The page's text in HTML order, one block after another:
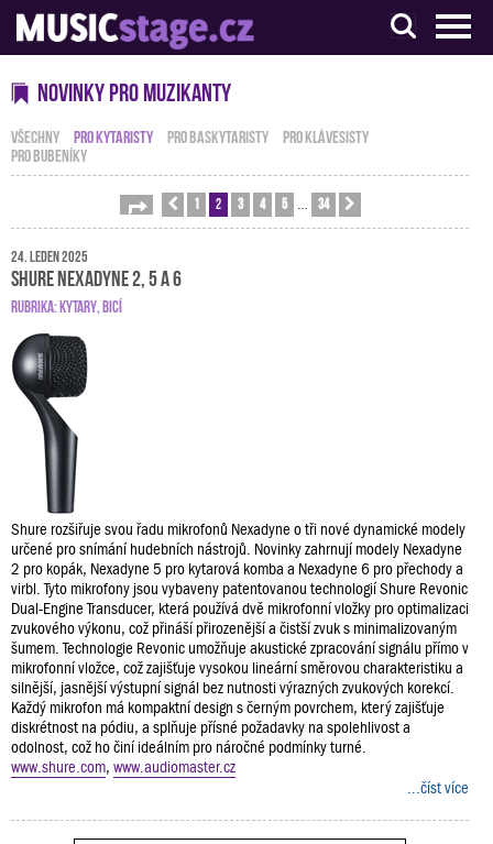
Novinky pro muzikanty
VŠECHNY PRO KYTARISTY PRO BASKYTARISTY
PRO KLÁVESISTY
PRO BUBENÍKY
Stránka zPředchozí
1 2 3 4 5 34
24. leden 2025
Shure Nexadyne 2, 5 a 6
RUBRIKA:KYTARY BICÍ
Shure rozšiřuje svou řadu mikrofonů Nexadyne o tři nové dynamické modely
určené pro snímání hudebních nástrojů. Novinky zahrnují modely Nexadyne
2 pro kopák, Nexadyne 5 pro kytarová komba a Nexadyne 6 pro přechody a
virbl. Tyto mikrofony jsou vybaveny patentovanou technologií Shure Revonic
Dual-Engine Transducer, která používá dvě mikrofonní vložky pro optimalizaci
zvukového výkonu, což přináší přirozenější a čistší zvuk s minimalizovaným
šumem. Technologie Revonic umožňuje akustické zpracování signálu přímo v
mikrofonní vložce, což zajišťuje vysokou lineární směrovou charakteristiku a
silnější, jasnější výstupní signál bez nutnosti výrazných zvukových korekcí.
Každý mikrofon má kompaktní design s černým povrchem, který zajišťuje
diskrétnost na pódiu, a splňuje přísné požadavky na spolehlivost a
odolnost, což ho činí ideálním pro náročné podmínky turné.
www.shure.com, www.audiomaster.cz
...číst více